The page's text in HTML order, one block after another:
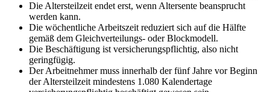
Die Altersteilzeit endet erst, wenn Altersente beansprucht
werden kann.
Die wöchentliche Arbeitszeit reduziert sich auf die Hälfte
gemäß dem Gleichverteilungs- oder Blockmodell.
Die Beschäftigung ist versicherungspflichtig, also nicht
geringfügig.
Der Arbeitnehmer muss innerhalb der fünf Jahre vor Beginn
der Altersteilzeit mindestens 1.080 Kalendertage